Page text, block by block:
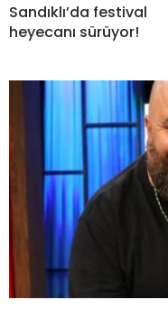
Sandıklı’da festival
heyecanı sürüyor!